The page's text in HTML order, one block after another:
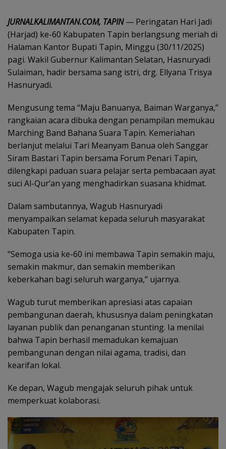
JURNALKALIMANTAN.COM, TAPIN— Peringatan Hari Jadi
(Harjad) ke-60 Kabupaten Tapin berlangsung meriah di
Halaman Kantor Bupati Tapin, Minggu (30/11/2025)
pagi. Wakil Gubernur Kalimantan Selatan, Hasnuryadi
Sulaiman, hadir bersama sang istri, drg. Ellyana Trisya
Hasnuryadi.
Mengusung tema “Maju Banuanya, Baiman Warganya,”
rangkaian acara dibuka dengan penampilan memukau
Marching Band Bahana Suara Tapin. Kemeriahan
berlanjut melalui Tari Meanyam Banua oleh Sanggar
Siram Bastari Tapin bersama Forum Penari Tapin,
dilengkapi paduan suara pelajar serta pembacaan ayat
suci Al-Qur’an yang menghadirkan suasana khidmat.
Dalam sambutannya, Wagub Hasnuryadi
menyampaikan selamat kepada seluruh masyarakat
Kabupaten Tapin.
“Semoga usia ke-60 ini membawa Tapin semakin maju,
semakin makmur, dan semakin memberikan
keberkahan bagi seluruh warganya,” ujarnya.
Wagub turut memberikan apresiasi atas capaian
pembangunan daerah, khususnya dalam peningkatan
layanan publik dan penanganan stunting. Ia menilai
bahwa Tapin berhasil memadukan kemajuan
pembangunan dengan nilai agama, tradisi, dan
kearifan lokal.
Ke depan, Wagub mengajak seluruh pihak untuk
memperkuat kolaborasi.